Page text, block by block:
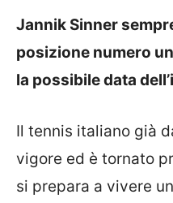
Jannik Sinner
posizione numero
la possibile data
Il tennis italiano già
vigore ed è tornato
si prepara a vivere